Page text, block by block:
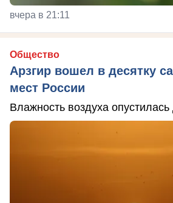
вчера в 21:11
Общество
Арзгир вошел в десятку
мест России
Влажность воздуха